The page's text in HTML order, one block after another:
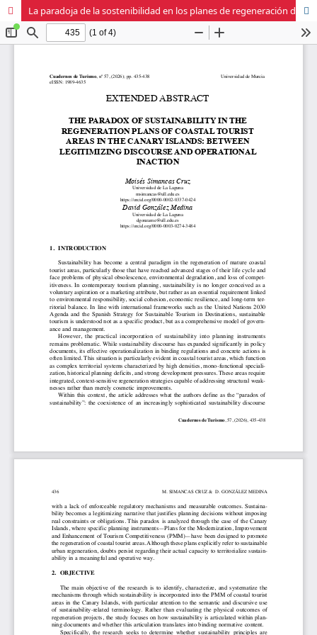
La paradoja de la sostenibilidad en los planes de regeneración de áreas turísticas litorales de Canarias: entre el discurso legitimador y la inacción operativa